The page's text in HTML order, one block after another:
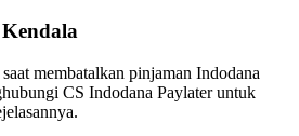
membatalkan pinjaman Indodana
CS Indodana Paylater untuk